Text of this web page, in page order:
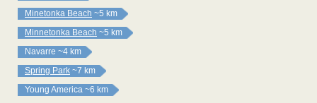
Minetonka Beach ~5 km
Minnetonka Beach ~5 km
Navarre ~4 km
Spring Park ~7 km
Young America ~6 km